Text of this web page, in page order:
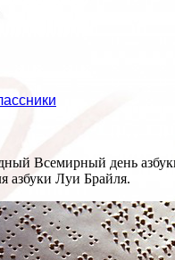
Всемирный день
азбуки Луи Брайля.